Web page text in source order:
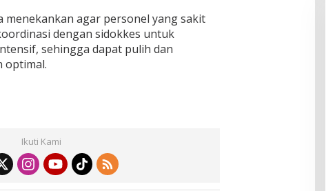
menekankan agar personel yang sakit
dengan sidokkes untuk
sehingga dapat pulih dan
optimal.
Ikuti Kami